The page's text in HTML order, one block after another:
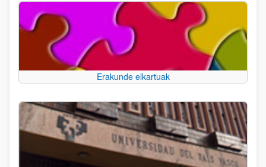
Erakunde elkartuak